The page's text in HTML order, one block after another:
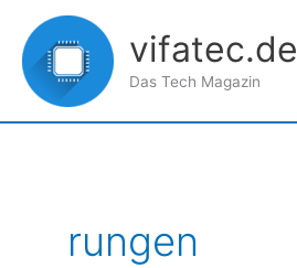
Inhalt
springen
vifatec.de
Das Tech Magazin
rungen